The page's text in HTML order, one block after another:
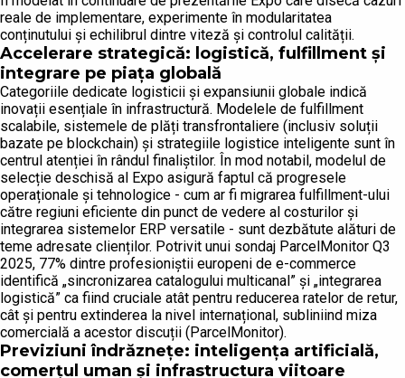
reale de implementare, experimente în modularitatea
conținutului și echilibrul dintre viteză și controlul calității.
Accelerare strategică: logistică, fulfillment și
integrare pe piața globală
Categoriile dedicate logisticii și expansiunii globale indică
inovații esențiale în infrastructură. Modelele de fulfillment
scalabile, sistemele de plăți transfrontaliere (inclusiv soluții
bazate pe blockchain) și strategiile logistice inteligente sunt în
centrul atenției în rândul finaliștilor. În mod notabil, modelul de
selecție deschisă al Expo asigură faptul că progresele
operaționale și tehnologice - cum ar fi migrarea fulfillment-ului
către regiuni eficiente din punct de vedere al costurilor și
integrarea sistemelor ERP versatile - sunt dezbătute alături de
teme adresate clienților. Potrivit unui sondaj ParcelMonitor Q3
2025, 77% dintre profesioniștii europeni de e-commerce
identifică „sincronizarea catalogului multicanal” și „integrarea
logistică” ca fiind cruciale atât pentru reducerea ratelor de retur,
cât și pentru extinderea la nivel internațional, subliniind miza
comercială a acestor discuții (ParcelMonitor).
Previziuni îndrăznețe: inteligența artificială,
comerțul uman și infrastructura viitoare